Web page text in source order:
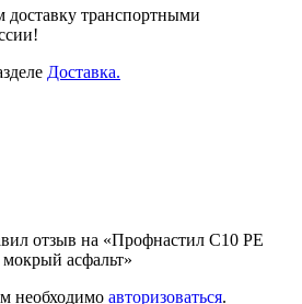
транспортными
Доставка.
отзыв на «Профнастил С10 PE
асфальт»
необходимо авторизоваться.